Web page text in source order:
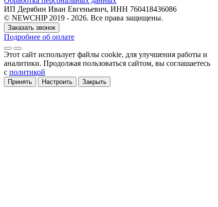
ИП Дерябин Иван Евгеньевич, ИНН 760418436086
© NEWCHIP 2019 - 2026. Все права защищены.
Заказать звонок
Подробнее об оплате
Этот сайт использует файлы cookie, для улучшения работы и
аналитики. Продолжая пользоваться сайтом, вы соглашаетесь
с политикой
Принять Настроить Закрыть